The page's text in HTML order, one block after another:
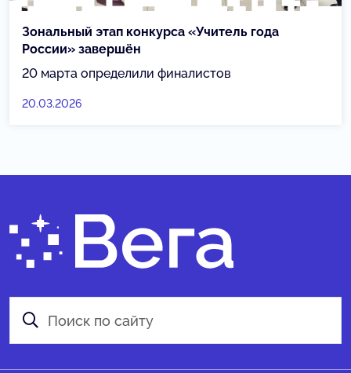
Зональный этап конкурса «Учитель года
России» завершён
20 марта определили финалистов
20.03.2026